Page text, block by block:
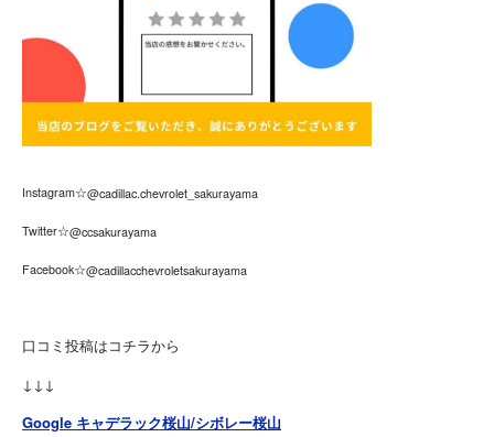
Instagram☆@cadillac.chevrolet_sakurayama
Twitter☆@ccsakurayama
Facebook☆@cadillacchevroletsakurayama
口コミ投稿はコチラから
↓↓↓
Google キャデラック桜山/シボレー桜山